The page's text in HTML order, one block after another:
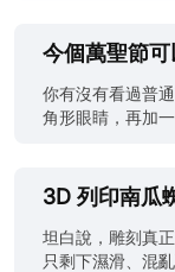
化道具或面具可
失敗。 如果已
JLC3DP，並獲
更可享 20 美元優
印萬聖節服裝是
服裝 3D 列印，
聖節裝飾最大的
無論想走可愛、
想氣氛自由創作
批評你，畢竟萬
能要通宵列印，
不穩定，或今年
給 JLC3DP。我
間留給最有趣的
今個萬聖節
你有沒有看過普
角形眼睛，再加
創意。 超越傳統
受到雙手與工具
由。你可以扭轉
銳利的細節。想
3D 列印南瓜
坦白說，雕刻真
只剩下濕滑、混